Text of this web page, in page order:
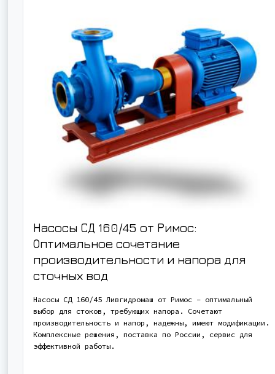
Насосы СД 160/45 от Римос:
Оптимальное сочетание
производительности и напора для
сточных вод
Насосы СД 160/45 Ливгидромаш от Римос – оптимальный
выбор для стоков, требующих напора. Сочетают
производительность и напор, надежны, имеют модификации.
Комплексные решения, поставка по России, сервис для
эффективной работы.